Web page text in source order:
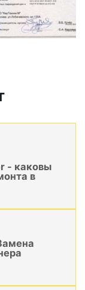
- каковы
в